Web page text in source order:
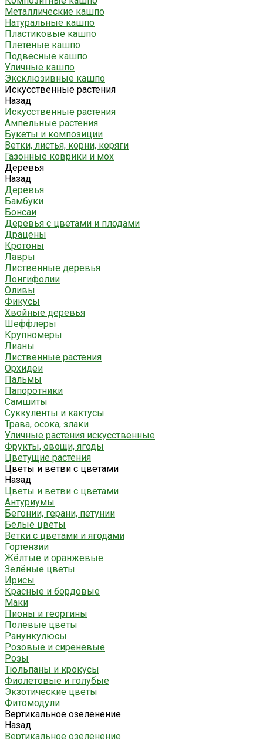
Металлические кашпо
Натуральные кашпо
Пластиковые кашпо
Плетеные кашпо
Подвесные кашпо
Уличные кашпо
Эксклюзивные кашпо
Искусственные растения
Назад
Искусственные растения
Ампельные растения
Букеты и композиции
Ветки, листья, корни, коряги
Газонные коврики и мох
Деревья
Назад
Деревья
Бамбуки
Бонсаи
Деревья с цветами и плодами
Драцены
Кротоны
Лавры
Лиственные деревья
Лонгифолии
Оливы
Фикусы
Хвойные деревья
Шеффлеры
Крупномеры
Лианы
Лиственные растения
Орхидеи
Пальмы
Папоротники
Самшиты
Суккуленты и кактусы
Трава, осока, злаки
Уличные растения искусственные
Фрукты, овощи, ягоды
Цветущие растения
Цветы и ветви с цветами
Назад
Цветы и ветви с цветами
Антуриумы
Бегонии, герани, петунии
Белые цветы
Ветки с цветами и ягодами
Гортензии
Жёлтые и оранжевые
Зелёные цветы
Ирисы
Красные и бордовые
Маки
Пионы и георгины
Полевые цветы
Ранункулюсы
Розовые и сиреневые
Розы
Тюльпаны и крокусы
Фиолетовые и голубые
Экзотические цветы
Фитомодули
Вертикальное озеленение
Назад
Вертикальное озеленение